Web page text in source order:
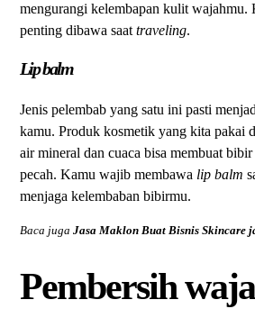
mengurangi kelembapan kulit
penting dibawa saattraveling.
Lip balm
Jenis pelembab yang satu ini pasti
kamu. Produk kosmetik yang kita pakai
air mineral dan cuaca bisa membuat
pecah. Kamu wajib membawa lip balm
menjaga kelembaban bibirmu.
Baca jugaJasa Maklon Buat Bisnis Skincare
Pembersih